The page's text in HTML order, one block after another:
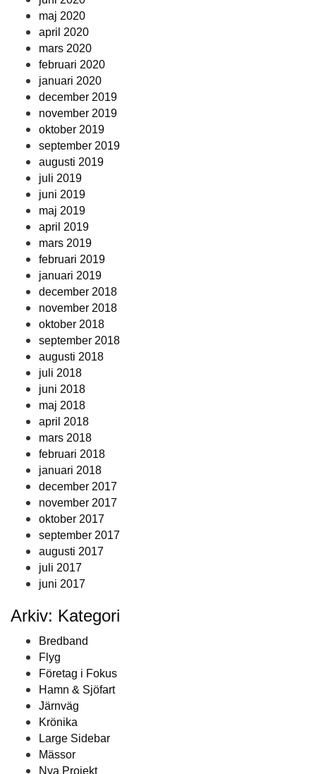
maj 2020
april 2020
mars 2020
februari 2020
januari 2020
december 2019
november 2019
oktober 2019
september 2019
augusti 2019
juli 2019
juni 2019
maj 2019
april 2019
mars 2019
februari 2019
januari 2019
december 2018
november 2018
oktober 2018
september 2018
augusti 2018
juli 2018
juni 2018
maj 2018
april 2018
mars 2018
februari 2018
januari 2018
december 2017
november 2017
oktober 2017
september 2017
augusti 2017
juli 2017
juni 2017
Arkiv: Kategori
Bredband
Flyg
Företag i Fokus
Hamn & Sjöfart
Järnväg
Krönika
Large Sidebar
Mässor
Nya Projekt